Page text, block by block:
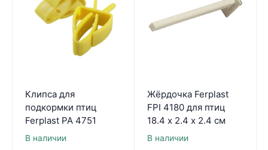
Клипса для
подкормки птиц
Ferplast PA 4751
В наличии
Жёрдочка Ferplast
FPI 4180 для птиц
18.4 х 2.4 х 2.4 см
В наличии